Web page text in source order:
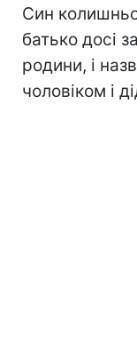
Син
батько досі
родини, і
чоловіком і